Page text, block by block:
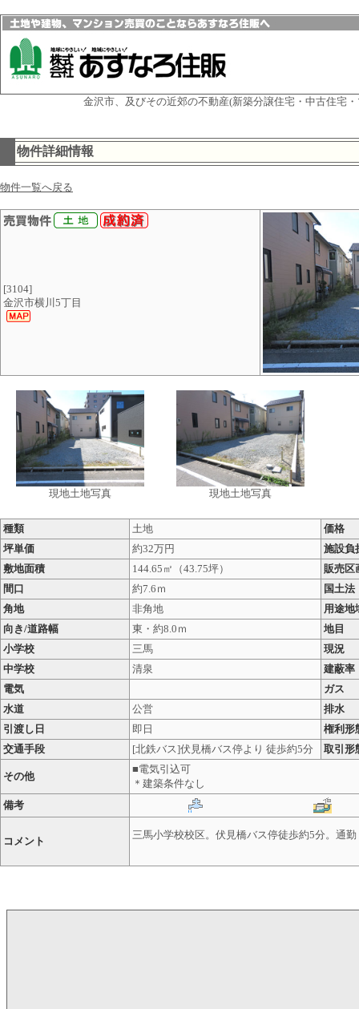
金沢市、及びその近郊の不動産(新築分譲住宅・中古住宅
物件詳細情報
物件一覧へ戻る
[3104]
金沢市横川5丁目
現地土
現地土地写真 現地土地写真
種類 土地
価格
坪単価
約32万円
施設負
敷地面積
144.65㎡（43.75坪）
販売区
間口
約7.6ｍ
国土法
角地
非角地
用途地
向き/道路幅
東・約8.0ｍ
地目
小学校
三馬
現況
中学校
清泉
建蔽率
電気
ガス
水道
公営
排水
引渡し日
即日
権利形
交通手段
[北鉄バス]伏見橋バス停より 徒歩約5分 取引形
その他
■電気引込可
＊建築条件なし
備考
コメント
三馬小学校校区。伏見橋バス停徒歩約5分。通